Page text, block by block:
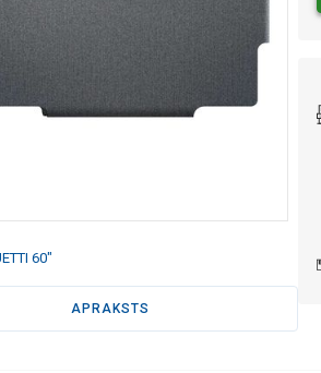
60"
APRAKSTS